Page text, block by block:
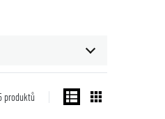
produktů